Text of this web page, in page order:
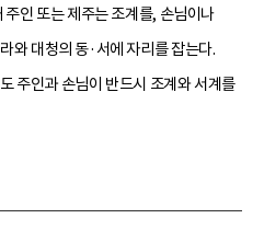
주인 또는 제주는 조계를, 손님이나
와 대청의 동·서에 자리를 잡는다.
주인과 손님이 반드시 조계와 서계를